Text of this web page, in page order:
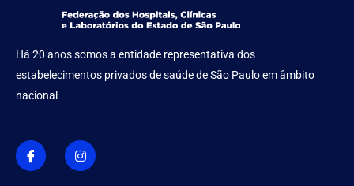
Há 20 anos somos a entidade representativa dos
estabelecimentos privados de saúde de São Paulo em âmbito
nacional
I
c
o
n
I
n
s
t